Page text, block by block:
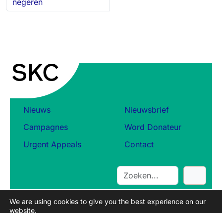
negeren
Nieuws
Campagnes
Urgent Appeals
Nieuwsbrief
Word Donateur
Contact
S
e
r
We are using cookies to give you the best experience on our
website.